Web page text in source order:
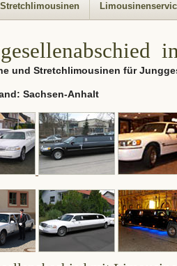
Stretchlimousinen
und Stretchlimousinen für
Sachsen-Anhalt